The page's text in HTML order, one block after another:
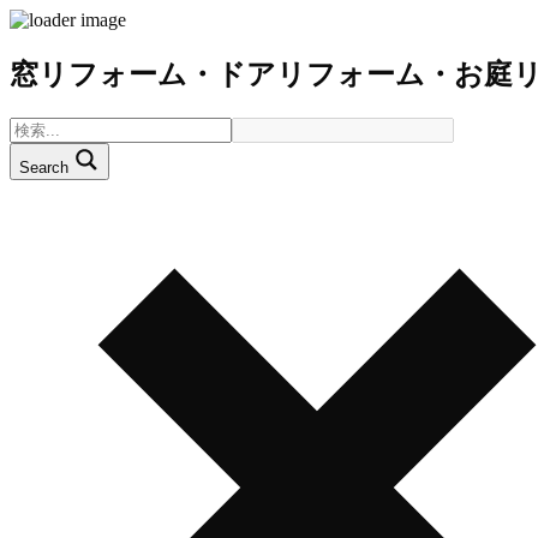
窓リフォーム・ドアリフォーム・お庭
Search